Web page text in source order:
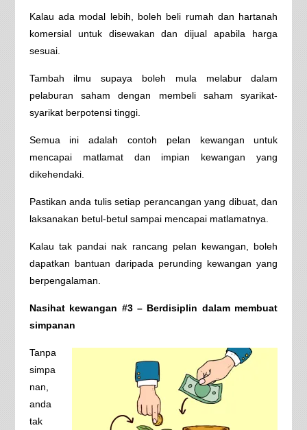
Kalau ada modal lebih, boleh beli rumah dan hartanah
komersial untuk disewakan dan dijual apabila harga
sesuai.
Tambah ilmu supaya boleh mula melabur dalam
pelaburan saham dengan membeli saham syarikat-
syarikat berpotensi tinggi.
Semua ini adalah contoh pelan kewangan untuk
mencapai matlamat dan impian kewangan yang
dikehendaki.
Pastikan anda tulis setiap perancangan yang dibuat, dan
laksanakan betul-betul sampai mencapai matlamatnya.
Kalau tak pandai nak rancang pelan kewangan, boleh
dapatkan bantuan daripada perunding kewangan yang
berpengalaman.
Nasihat kewangan #3 – Berdisiplin dalam membuat
simpanan
Tanpa
simpa
nan,
anda
tak